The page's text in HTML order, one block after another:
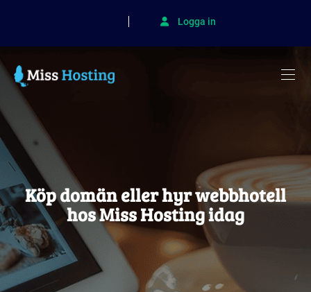
Logga in
Köp domän eller hyr webbhotell
hos Miss Hosting idag